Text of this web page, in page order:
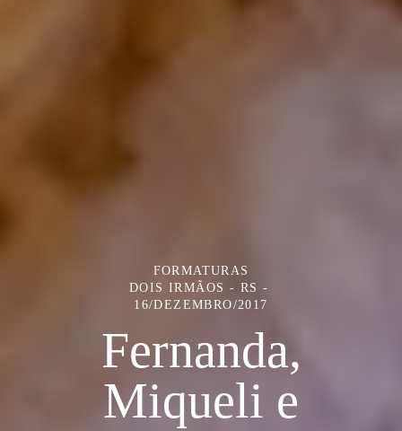
FORMATURAS
DOIS IRMÃOS - RS
16/DEZEMBRO/2017
Fernanda,
Miqueli e